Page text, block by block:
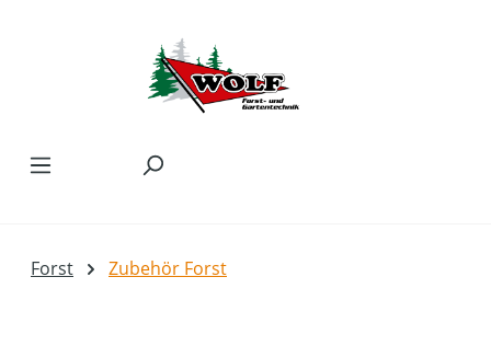
Forst Zubehör Forst